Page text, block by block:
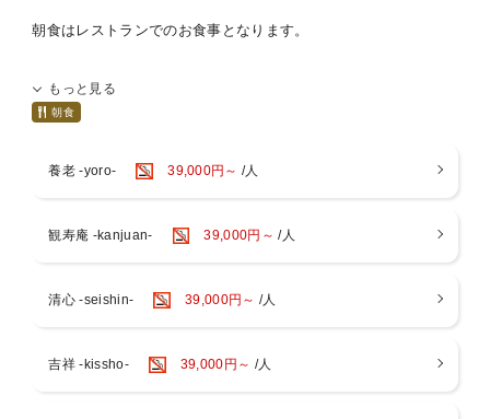
朝食はレストランでのお食事となります。
散りばめられております。
老舗店舗から新店舗があるエリアです。
の表玄関、一之鳥居がございます。
かな自然を感じる公園です。
館内に戻ってからは大浴場をぜひご利用ください。
もっと見る
朝食
養老 -yoro- 39,000円～ /人
観寿庵 -kanjuan- 39,000円～ /人
清心 -seishin- 39,000円～ /人
吉祥 -kissho- 39,000円～ /人